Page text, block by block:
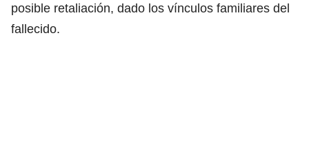
posible retaliación, dado los vínculos familiares del
fallecido.